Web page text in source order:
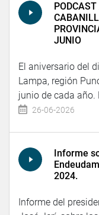
JUNIO
El aniversario del
Lampa, región
junio de cada año.
26-06-2026
Informe
2024.
Informe del